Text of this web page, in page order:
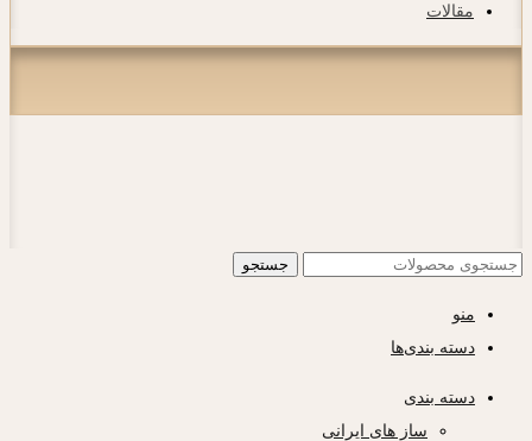
مقالات
جستجو
منو
دسته بندی‌ها
دسته بندی
ساز های ایرانی